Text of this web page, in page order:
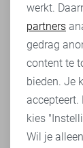
werkt.
partners
gedrag
content te
bieden. Je
accepteert.
kies
Wil je